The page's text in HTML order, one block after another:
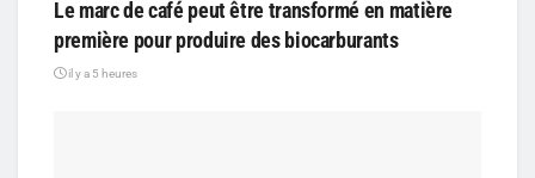
Le marc de café peut être transformé en matière
première pour produire des biocarburants
il y a 5 heures